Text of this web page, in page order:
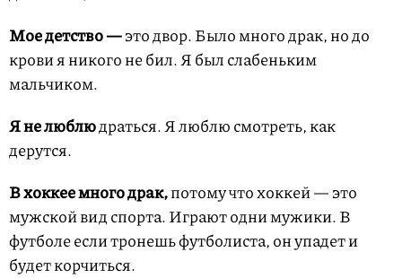
Мое детство —это двор. Было много драк, но до
крови я никого не бил. Я был слабеньким
мальчиком.
Я не люблюдраться. Я люблю смотреть, как
дерутся.
В хоккее много драк,потому что хоккей — это
мужской вид спорта. Играют одни мужики. В
футболе если тронешь футболиста, он упадет и
будет корчиться.